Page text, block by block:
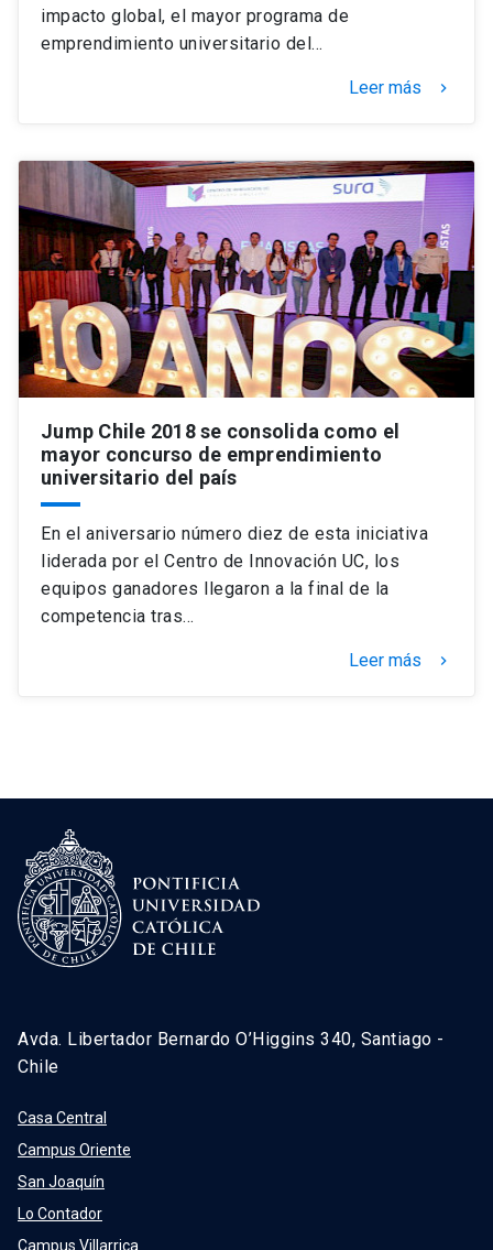
impacto global, el mayor programa de
emprendimiento universitario del…
Leer más keyboard_arrow_right
Jump Chile 2018 se consolida como el
mayor concurso de emprendimiento
universitario del país
En el aniversario número diez de esta iniciativa
liderada por el Centro de Innovación UC, los
equipos ganadores llegaron a la final de la
competencia tras…
Leer más keyboard_arrow_right
Avda. Libertador Bernardo O’Higgins 340, Santiago -
Chile
Casa Central
Campus Oriente
San Joaquín
Lo Contador
Campus Villarrica